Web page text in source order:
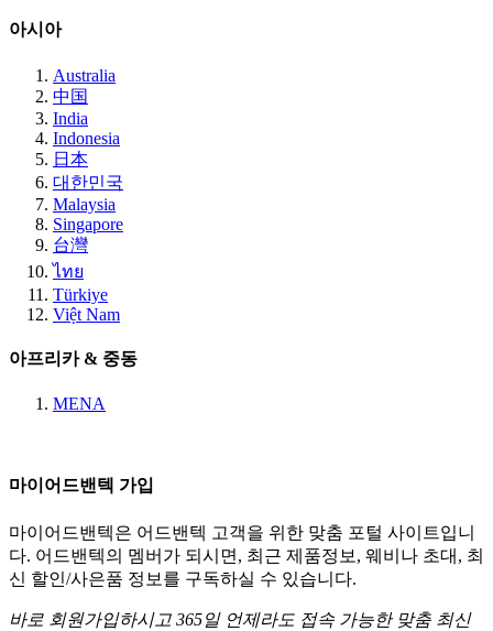
아시아
Australia
中国
India
Indonesia
日本
대한민국
Malaysia
Singapore
台灣
ไทย
Türkiye
Việt Nam
아프리카 & 중동
MENA
마이어드밴텍 가입
마이어드밴텍은 어드밴텍 고객을 위한 맞춤 포털 사이트입니
다. 어드밴텍의 멤버가 되시면, 최근 제품정보, 웨비나 초대, 최
신 할인/사은품 정보를 구독하실 수 있습니다.
바로 회원가입하시고 365일 언제라도 접속 가능한 맞춤 최신